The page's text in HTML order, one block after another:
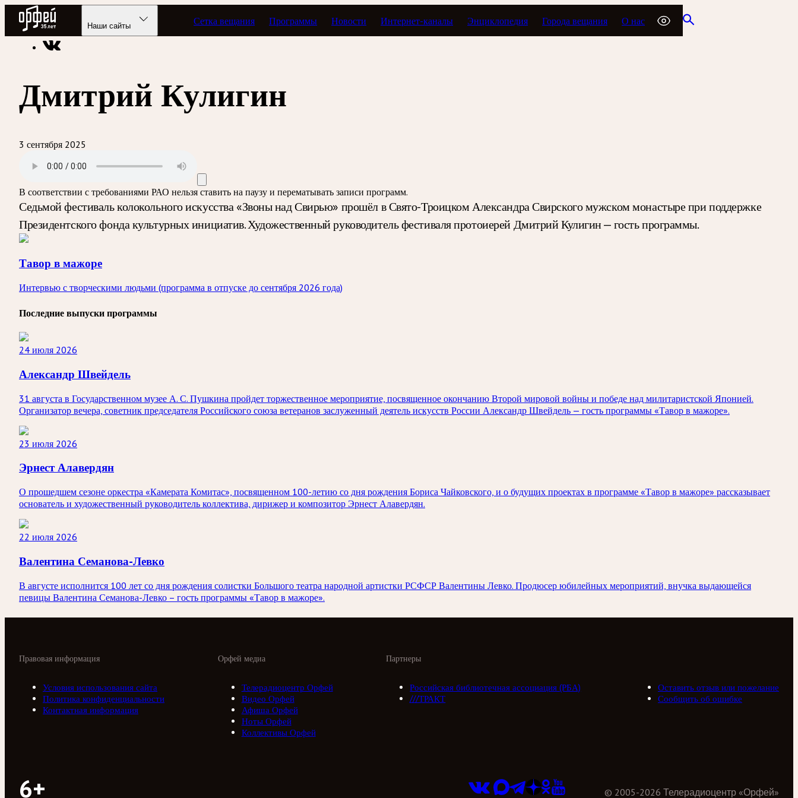
Радио Орфей
Наши сайты Сетка вещания Программы Новости Интернет-каналы Энциклопедия Города вещания О нас
Радио классической музыки «Орфей» Программы в эфире Тавор в мажоре
Дмитрий Кулигин
3 сентября 2025
В соответствии с требованиями РАО нельзя ставить на паузу и перематывать записи программ.
Седьмой фестиваль колокольного искусства «Звоны над Свирью» прошёл в Свято-Троицком Александра Свирского мужском монастыре при поддержке
Президентского фонда культурных инициатив. Художественный руководитель фестиваля протоиерей Дмитрий Кулигин — гость программы.
Тавор в мажоре
Интервью с творческими людьми (программа в отпуске до сентября 2026 года)
Последние выпуски программы
24 июля 2026
Александр Швейдель
31 августа в Государственном музее А. С. Пушкина пройдет торжественное мероприятие, посвященное окончанию Второй мировой войны и победе над милитаристской Японией.
Организатор вечера, советник председателя Российского союза ветеранов заслуженный деятель искусств России Александр Швейдель — гость программы «Тавор в мажоре».
23 июля 2026
Эрнест Алавердян
О прошедшем сезоне оркестра «Камерата Комитас», посвященном 100-летию со дня рождения Бориса Чайковского, и о будущих проектах в программе «Тавор в мажоре» рассказывает
основатель и художественный руководитель коллектива, дирижер и композитор Эрнест Алавердян.
22 июля 2026
Валентина Семанова-Левко
В августе исполнится 100 лет со дня рождения солистки Большого театра народной артистки РСФСР Валентины Левко. Продюсер юбилейных мероприятий, внучка выдающейся
певицы Валентина Семанова-Левко – гость программы «Тавор в мажоре».
Орфей медиа
Телерадиоцентр Орфей
Видео Орфей
Афиша Орфей
Ноты Орфей
Коллективы Орфей
Партнеры
Российская библиотечная ассоциация (РБА)
///ТРАКТ
Правовая информация
Условия использования сайта
Политика конфиденциальности
Контактная информация
Оставить отзыв или пожелание
Сообщить об ошибке
6+ © 2005-2026 Телерадиоцентр «Орфей»